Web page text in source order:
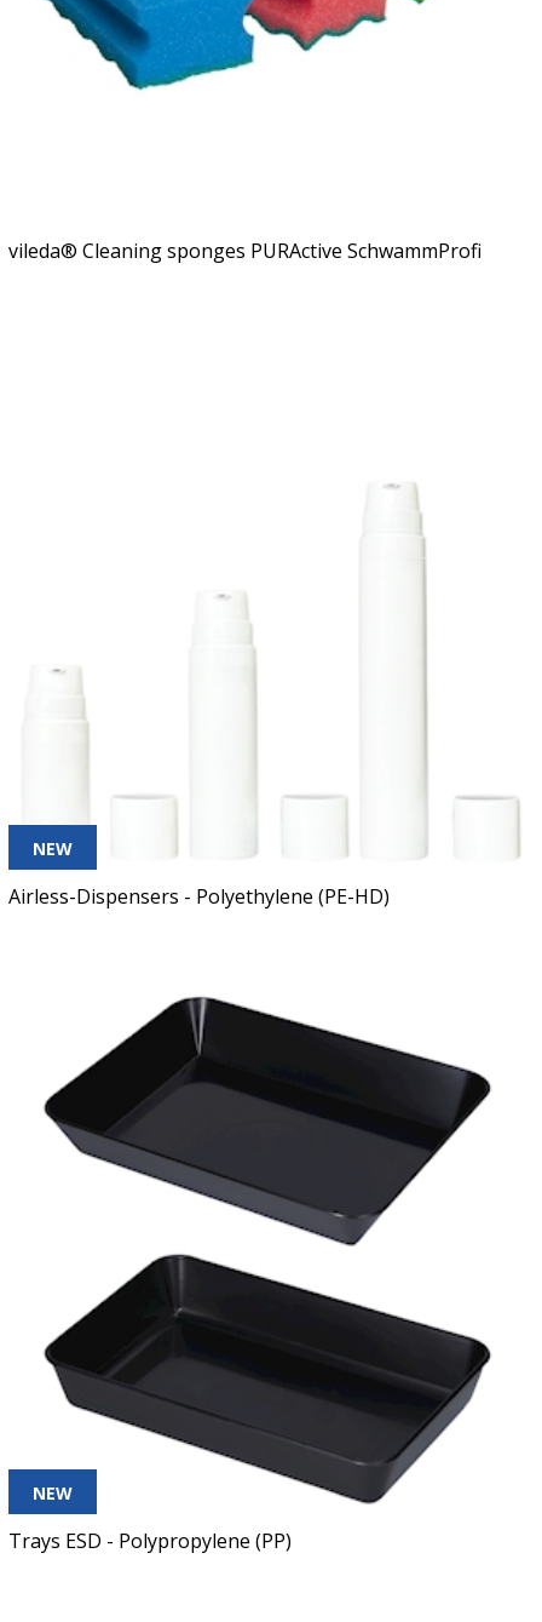
vileda® Cleaning sponges PURActive SchwammProfi
NEW
Airless-Dispensers - Polyethylene (PE-HD)
NEW
Trays ESD - Polypropylene (PP)